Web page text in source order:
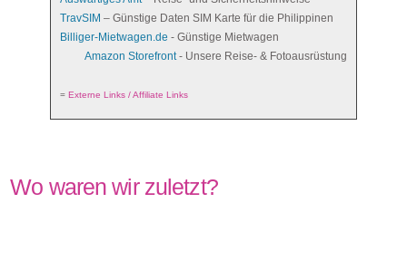
TravSIM – Günstige Daten SIM Karte für die Philippinen
Billiger-Mietwagen.de - Günstige Mietwagen
Amazon Storefront- Unsere Reise- & Fotoausrüstung
= Externe Links / Affiliate Links
Wo waren wir zuletzt?